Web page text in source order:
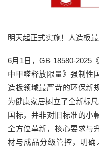
明天起正式实施！人造板
6月1日，GB 18580-2025
中甲醛释放限量》强制性
造板领域最严苛的环保新
为健康家居树立了全新标
国标，并非对旧标准的小
全方位革新，核心要求与
材与成品分级管控，明